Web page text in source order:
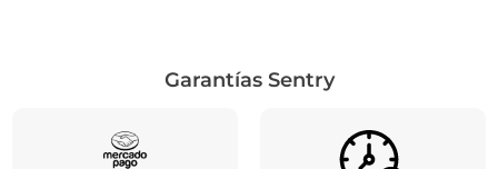
Garantías Sentry